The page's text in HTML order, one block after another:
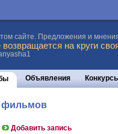
сайте. Предложения и
возвращается на круги
Объявления
фильмов
Добавить запись